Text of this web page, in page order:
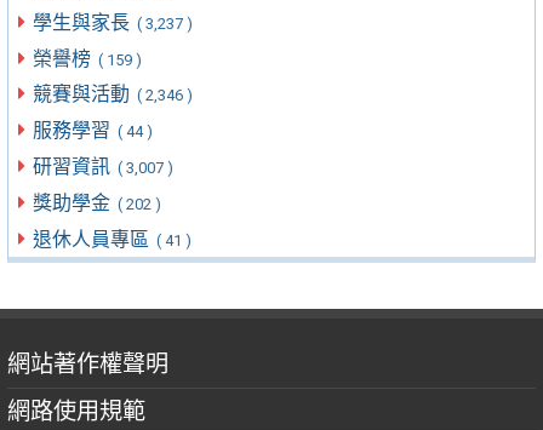
學生與家長 ( 3,237 )
榮譽榜 ( 159 )
競賽與活動 ( 2,346 )
服務學習 ( 44 )
研習資訊 ( 3,007 )
獎助學金 ( 202 )
退休人員專區 ( 41 )
網站著作權聲明
網路使用規範